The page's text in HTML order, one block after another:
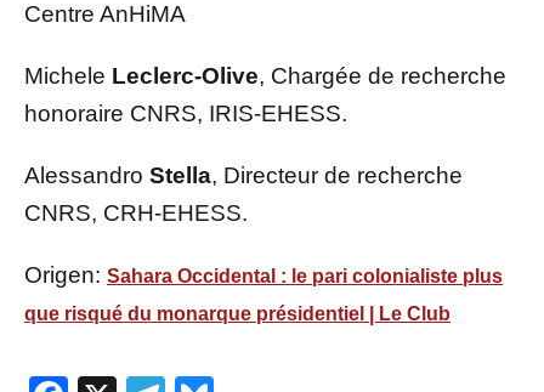
Centre AnHiMA
Michele Leclerc-Olive, Chargée de recherche
honoraire CNRS, IRIS-EHESS.
Alessandro Stella, Directeur de recherche
CNRS, CRH-EHESS.
Origen: Sahara Occidental : le pari colonialiste plus
que risqué du monarque présidentiel | Le Club